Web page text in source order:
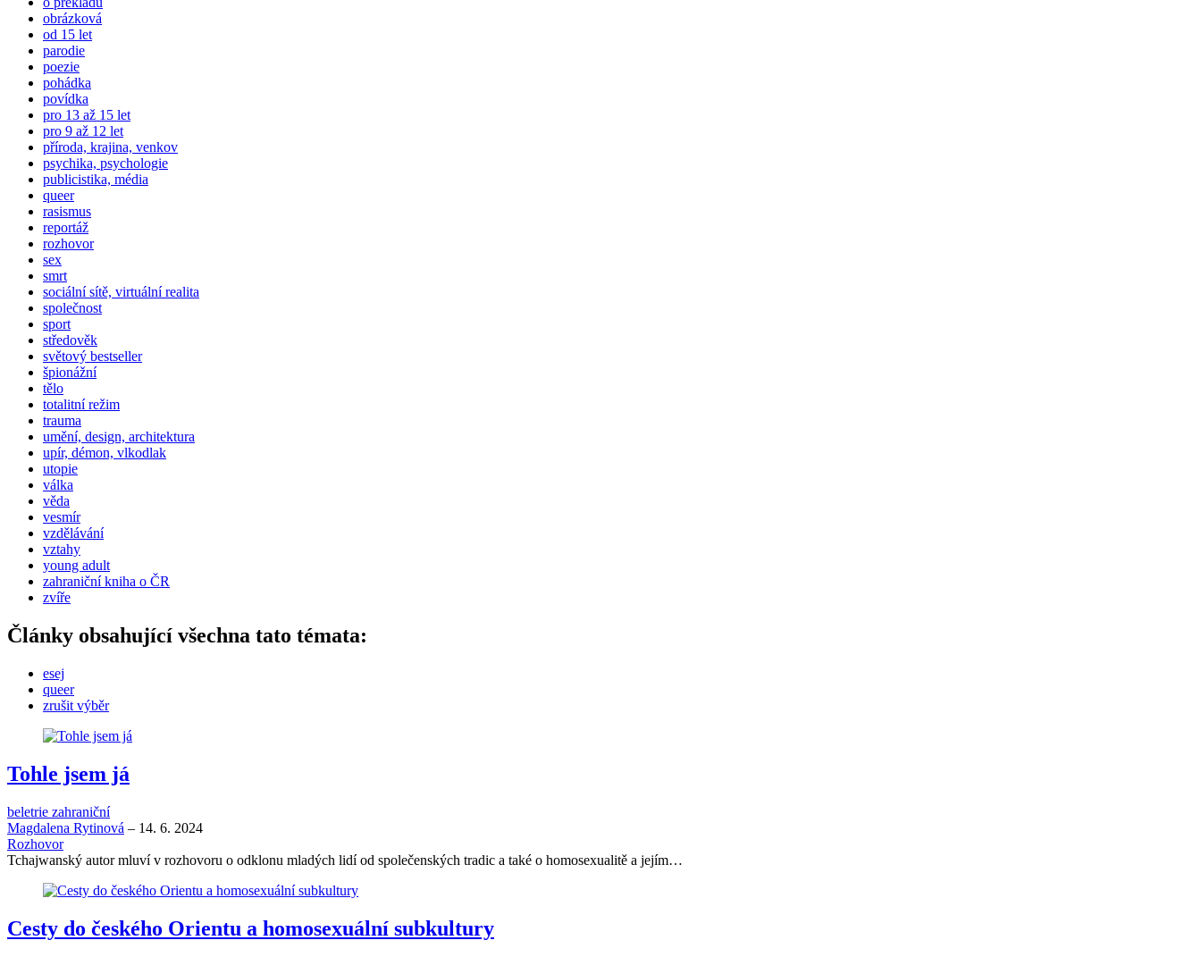
obrázková
od 15 let
parodie
poezie
pohádka
povídka
pro 13 až 15 let
pro 9 až 12 let
příroda, krajina, venkov
psychika, psychologie
publicistika, média
queer
rasismus
reportáž
rozhovor
sex
smrt
sociální sítě, virtuální realita
společnost
sport
středověk
světový bestseller
špionážní
tělo
totalitní režim
trauma
umění, design, architektura
upír, démon, vlkodlak
utopie
válka
věda
vesmír
vzdělávání
vztahy
young adult
zahraniční kniha o ČR
zvíře
Články obsahující všechna tato témata:
esej
queer
zrušit výběr
Tohle jsem já
beletrie zahraniční
Magdalena Rytinová – 14. 6. 2024
Rozhovor
Tchajwanský autor mluví v rozhovoru o odklonu mladých lidí od společenských tradic a také o homosexualitě a jejím…
Cesty do českého Orientu a homosexuální subkultury